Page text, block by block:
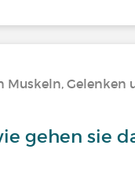
Gelenken
gehen sie